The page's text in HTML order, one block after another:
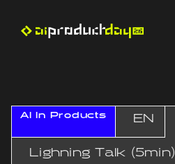
AI In Products EN
Lighning Talk (5min)